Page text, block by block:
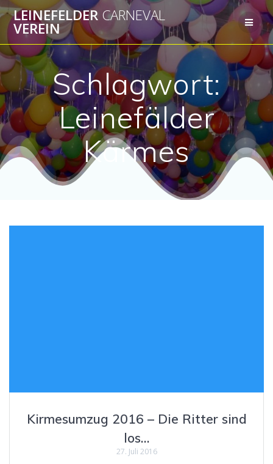
Zum
Inhalt
springen
LEINEFELDER CARNEVAL
VEREIN
Schlagwort:
Leinefälder
Kärmes
Kirmesumzug 2016 – Die Ritter sind
los…
27. Juli 2016